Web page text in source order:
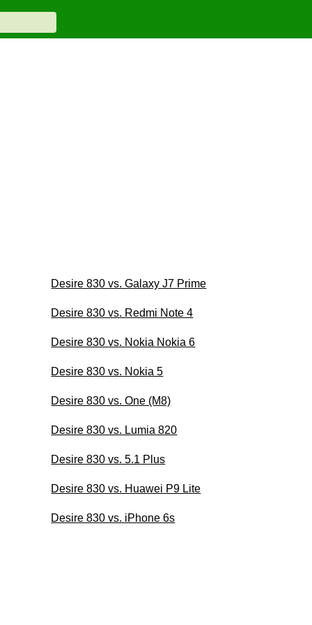
Desire 830 vs. Galaxy J7 Prime
Desire 830 vs. Redmi Note 4
Desire 830 vs. Nokia Nokia 6
Desire 830 vs. Nokia 5
Desire 830 vs. One (M8)
Desire 830 vs. Lumia 820
Desire 830 vs. 5.1 Plus
Desire 830 vs. Huawei P9 Lite
Desire 830 vs. iPhone 6s